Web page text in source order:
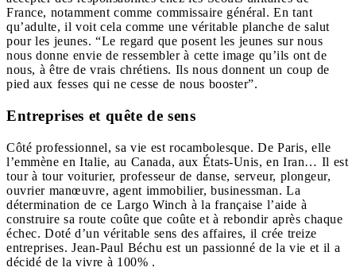
France, notamment comme commissaire général. En tant
qu’adulte, il voit cela comme une véritable planche de salut
pour les jeunes. “Le regard que posent les jeunes sur nous
nous donne envie de ressembler à cette image qu’ils ont de
nous, à être de vrais chrétiens. Ils nous donnent un coup de
pied aux fesses qui ne cesse de nous booster”.
Entreprises et quête de sens
Côté professionnel, sa vie est rocambolesque. De Paris, elle
l’emmène en Italie, au Canada, aux États-Unis, en Iran… Il est
tour à tour voiturier, professeur de danse, serveur, plongeur,
ouvrier manœuvre, agent immobilier, businessman. La
détermination de ce Largo Winch à la française l’aide à
construire sa route coûte que coûte et à rebondir après chaque
échec. Doté d’un véritable sens des affaires, il crée treize
entreprises. Jean-Paul Béchu est un passionné de la vie et il a
décidé de la vivre à 100% .